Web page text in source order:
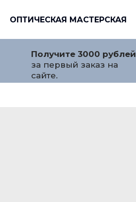
ОПТИЧЕСКАЯ МАСТЕРСКАЯ
Получите 3000 рублей
за первый заказ на
сайте.